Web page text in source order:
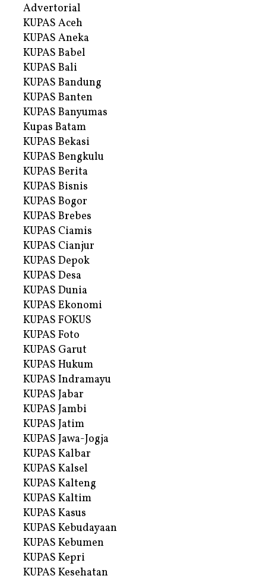
Advertorial
KUPAS Aceh
KUPAS Aneka
KUPAS Babel
KUPAS Bali
KUPAS Bandung
KUPAS Banten
KUPAS Banyumas
Kupas Batam
KUPAS Bekasi
KUPAS Bengkulu
KUPAS Berita
KUPAS Bisnis
KUPAS Bogor
KUPAS Brebes
KUPAS Ciamis
KUPAS Cianjur
KUPAS Depok
KUPAS Desa
KUPAS Dunia
KUPAS Ekonomi
KUPAS FOKUS
KUPAS Foto
KUPAS Garut
KUPAS Hukum
KUPAS Indramayu
KUPAS Jabar
KUPAS Jambi
KUPAS Jatim
KUPAS Jawa-Jogja
KUPAS Kalbar
KUPAS Kalsel
KUPAS Kalteng
KUPAS Kaltim
KUPAS Kasus
KUPAS Kebudayaan
KUPAS Kebumen
KUPAS Kepri
KUPAS Kesehatan